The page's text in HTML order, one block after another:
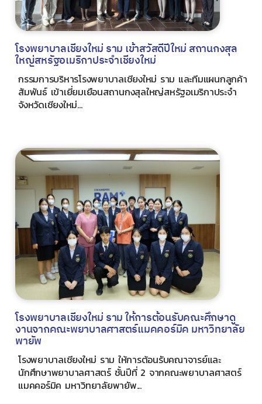
โรงพยาบาลเชียงใหม่ ราม เข้าสวัสดีปีใหม่ สถานกงสุล
ใหญ่สหรัฐอเมริกาประจำเชียงใหม่
กรรมการบริหารโรงพยาบาลเชียงใหม่ ราม และทีมแผนกลูกค้า
สัมพันธ์ เข้าเยี่ยมเยือนสถานกงสุลใหญ่สหรัฐอเมริกาประจำ
จังหวัดเชียงใหม่...
โรงพยาบาลเชียงใหม่ ราม ให้การต้อนรับคณะศึกษาดู
งานจากคณะพยาบาลศาสตร์แมคคอร์มิค มหาวิทยาลัย
พายัพ
โรงพยาบาลเชียงใหม่ ราม ให้การต้อนรับคณาจารย์และ
นักศึกษาพยาบาลศาสตร์ ชั้นปีที่ 2 จากคณะพยาบาลศาสตร์
แมคคอร์มิค มหาวิทยาลัยพายัพ...